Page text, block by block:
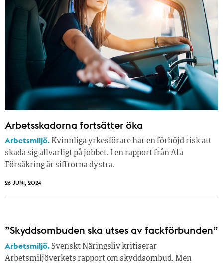
Arbetsskadorna fortsätter öka
Arbetsmiljö. Kvinnliga yrkesförare har en förhöjd risk att
skada sig allvarligt på jobbet. I en rapport från Afa
Försäkring är siffrorna dystra.
26 JUNI, 2024
”Skyddsombuden ska utses av fackförbunden”
Arbetsmiljö.Svenskt Näringsliv kritiserar
Arbetsmiljöverkets rapport om skyddsombud. Men